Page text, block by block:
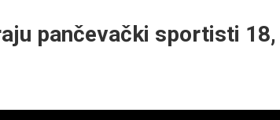
pančevački sportisti 18,